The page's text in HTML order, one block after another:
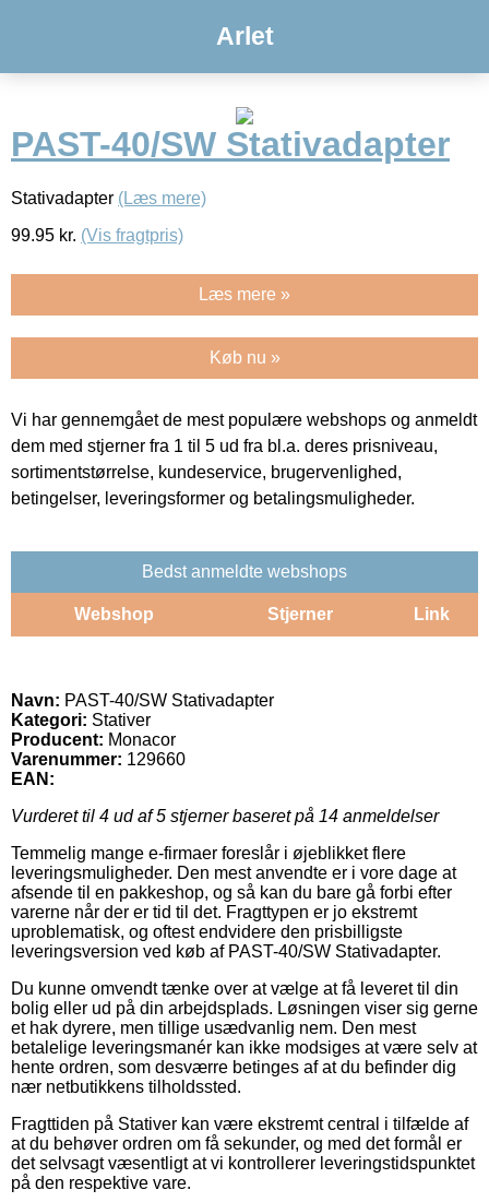
Arlet
PAST-40/SW Stativadapter
Stativadapter (Læs mere)
99.95 kr. (Vis fragtpris)
Læs mere »
Køb nu »
Vi har gennemgået de mest populære webshops og anmeldt
dem med stjerner fra 1 til 5 ud fra bl.a. deres prisniveau,
sortimentstørrelse, kundeservice, brugervenlighed,
betingelser, leveringsformer og betalingsmuligheder.
Bedst anmeldte webshops
Webshop Stjerner Link
Navn: PAST-40/SW Stativadapter
Kategori: Stativer
Producent: Monacor
Varenummer: 129660
EAN:
Vurderet til 4 ud af 5 stjerner baseret på 14 anmeldelser
Temmelig mange e-firmaer foreslår i øjeblikket flere
leveringsmuligheder. Den mest anvendte er i vore dage at
afsende til en pakkeshop, og så kan du bare gå forbi efter
varerne når der er tid til det. Fragttypen er jo ekstremt
uproblematisk, og oftest endvidere den prisbilligste
leveringsversion ved køb af PAST-40/SW Stativadapter.
Du kunne omvendt tænke over at vælge at få leveret til din
bolig eller ud på din arbejdsplads. Løsningen viser sig gerne
et hak dyrere, men tillige usædvanlig nem. Den mest
betalelige leveringsmanér kan ikke modsiges at være selv at
hente ordren, som desværre betinges af at du befinder dig
nær netbutikkens tilholdssted.
Fragttiden på Stativer kan være ekstremt central i tilfælde af
at du behøver ordren om få sekunder, og med det formål er
det selvsagt væsentligt at vi kontrollerer leveringstidspunktet
på den respektive vare.